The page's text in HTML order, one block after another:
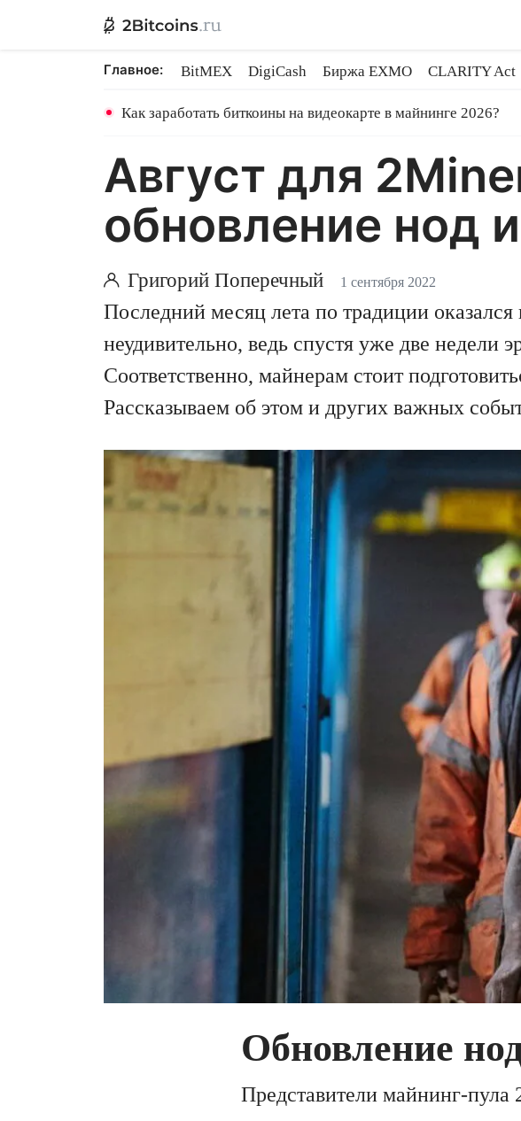
Главное: BitMEX DigiCash Биржа EXMO CLARITY Act
Как заработать биткоины на видеокарте в майнинге 2026?
Август для
обновление нод
Григорий Поперечный 1 сентября 2022
Последний месяц лета по традиции
неудивительно, ведь спустя уже две
Соответственно, майнерам стоит
Рассказываем об этом и других важных
Обновление
Представители майнинг-